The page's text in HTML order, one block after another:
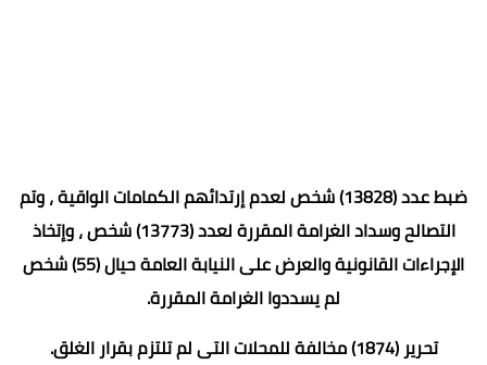
ضبط عدد (13828) شخص لعدم إرتدائهم الكمامات الواقية ، وتم
التصالح وسداد الغرامة المقررة لعدد (13773) شخص ، وإتخاذ
الإجراءات القانونية والعرض على النيابة العامة حيال (55) شخص
لم يسددوا الغرامة المقررة.
تحرير (1874) مخالفة للمحلات التى لم تلتزم بقرار الغلق.